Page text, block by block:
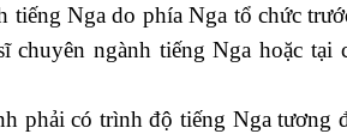
Nga do phía Nga tổ chức
ngành tiếng Nga hoặc tại
phải có trình độ tiếng Nga tương